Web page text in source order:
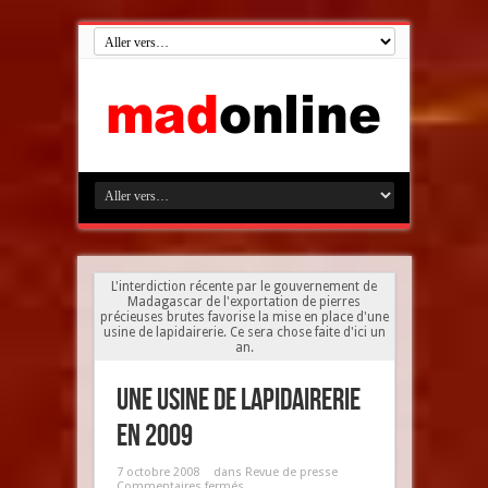
L'interdiction récente par le gouvernement de
Madagascar de l'exportation de pierres
précieuses brutes favorise la mise en place d'une
usine de lapidairerie. Ce sera chose faite d'ici un
an.
Une usine de lapidairerie
en 2009
7 octobre 2008 dans Revue de presse